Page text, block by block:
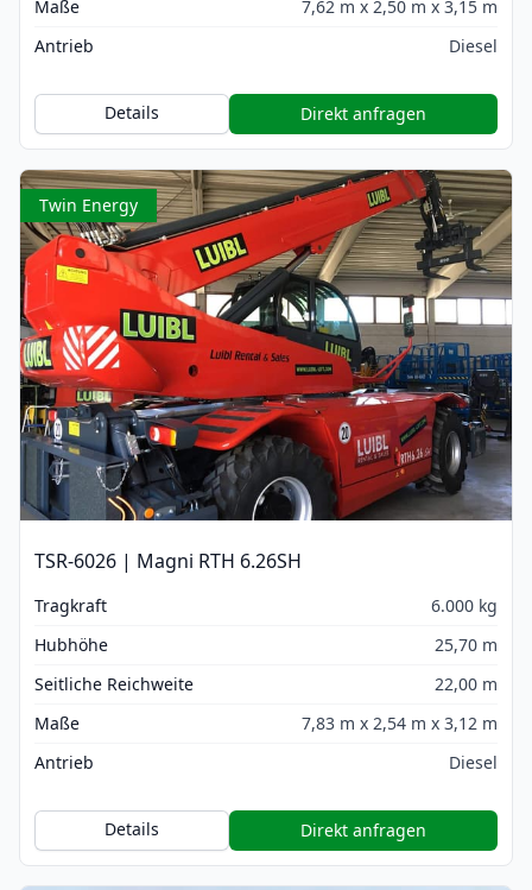
Maße
7,62 m x 2,50 m x 3,15 m
Antrieb
Diesel
Details Direkt anfragen
Twin Energy
TSR-6026 | Magni RTH 6.26SH
Tragkraft
6.000 kg
Hubhöhe
25,70 m
Seitliche Reichweite
22,00 m
Maße
7,83 m x 2,54 m x 3,12 m
Antrieb
Diesel
Details Direkt anfragen